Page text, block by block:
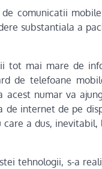
comunicatii
substantiala a
tot mai mare de
de telefoane
acest numar va
de internet de pe
a dus,
tehnologii, s-a